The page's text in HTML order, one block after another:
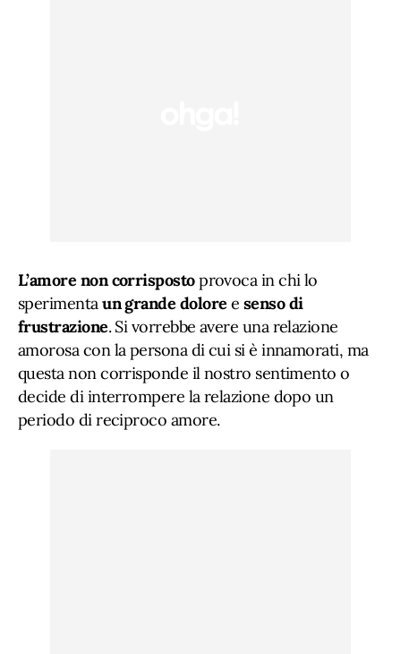
L’amore non corrispostoprovoca in chi lo
sperimentaun grande dolore e senso di
frustrazione. Si vorrebbe avere una relazione
amorosa con la persona di cui si è innamorati, ma
questa non corrisponde il nostro sentimento o
decide di interrompere la relazione dopo un
periodo di reciproco amore.